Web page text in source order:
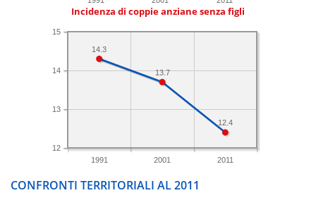
Incidenza di coppie anziane senza figli
1991 2001 2011
12
13
14
15
12.4
13.7
14.3
CONFRONTI TERRITORIALI AL 2011